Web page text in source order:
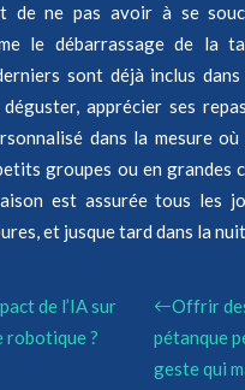
de ne pas avoir à se
le débarrassage de la
sont déjà inclus
déguster, apprécier ses
dans la mesure
groupes ou en grandes
est assurée tous les
et jusque tard dans la
de l’IA sur
robotique ?
Offrir
pétanque
geste qui